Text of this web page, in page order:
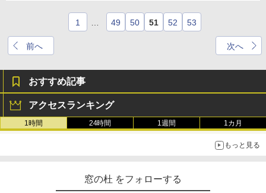
前へ
1 49 50 51 52 53
次へ
おすすめ記事
アクセスランキング
1時間 24時間 1週間 1カ月
もっと見る
窓の杜 をフォローする